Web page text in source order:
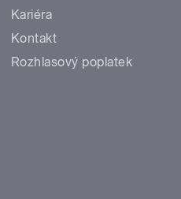
Kariéra
Kontakt
Rozhlasový poplatek